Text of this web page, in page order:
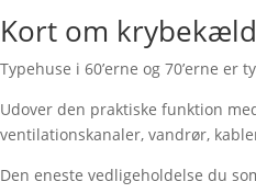
Kort om
Typehuse i 60’erne og 70’erne
Udover den praktiske funktion
ventilationskanaler, vandrør,
Den eneste vedligeholdelse du